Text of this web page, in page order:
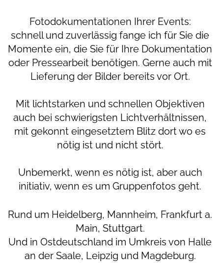
Fotodokumentationen Ihrer Events:
schnell und zuverlässig fange ich für Sie die
Momente ein, die Sie für Ihre Dokumentation
oder Pressearbeit benötigen. Gerne auch mit
Lieferung der Bilder bereits vor Ort.
Mit lichtstarken und schnellen Objektiven
auch bei schwierigsten Lichtverhältnissen,
mit gekonnt eingesetztem Blitz dort wo es
nötig ist und nicht stört.
Unbemerkt, wenn es nötig ist, aber auch
initiativ, wenn es um Gruppenfotos geht.
Rund um Heidelberg, Mannheim, Frankfurt a.
Main, Stuttgart.
Und in Ostdeutschland im Umkreis von Halle
an der Saale, Leipzig und Magdeburg.